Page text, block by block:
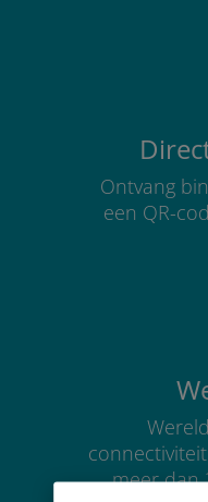
Ontvang
een QR-
meer dan